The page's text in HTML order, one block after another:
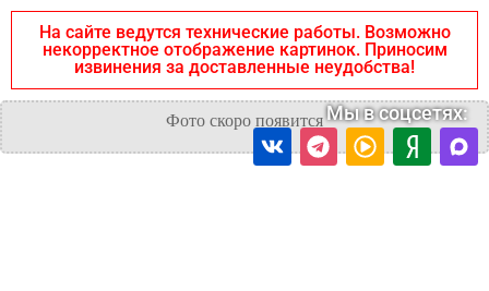
На сайте ведутся технические работы. Возможно
некорректное отображение картинок. Приносим
извинения за доставленные неудобства!
Мы в соцсетях: